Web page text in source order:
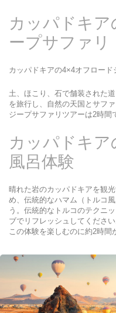
カッパドキ
ープサファリ
カッパドキアの4×4オフロード
土、ほこり、石で舗装された
を旅行し、自然の天国とサフ
ジープサファリツアーは2時間
カッパドキア
風呂体験
晴れた岩のカッパドキアを観
め、伝統的なハマム（トルコ
う。伝統的なトルコのテクニ
ブでリフレッシュしてくださ
この体験を楽しむのに約2時間